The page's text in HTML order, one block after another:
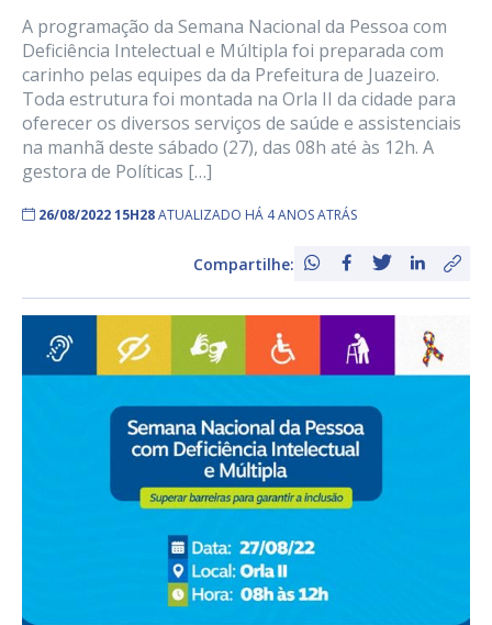
A programação da Semana Nacional da Pessoa com
Deficiência Intelectual e Múltipla foi preparada com
carinho pelas equipes da da Prefeitura de Juazeiro.
Toda estrutura foi montada na Orla II da cidade para
oferecer os diversos serviços de saúde e assistenciais
na manhã deste sábado (27), das 08h até às 12h. A
gestora de Políticas […]
26/08/2022 15H28ATUALIZADO HÁ 4 ANOS ATRÁS
Compartilhe: